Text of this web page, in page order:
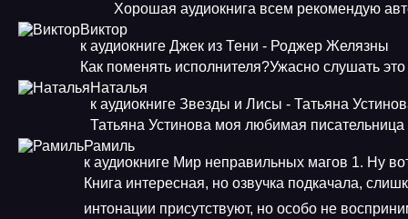
Хорошая аудиокнига всем рекомендую
Виктор
к аудиокниге Джек из Тени - Роджер Желязны
Как поменять исполнителя?Ужасно слушать
Наталья
к аудиокниге Звезды и Лисы - Татьяна
Татьяна Устинова моя любимая писательница
Рамиль
к аудиокниге Мир неправильных магов 1. Ну
Книга интересная, но озвучка подкачала,
интонации присутствуют, но особо не